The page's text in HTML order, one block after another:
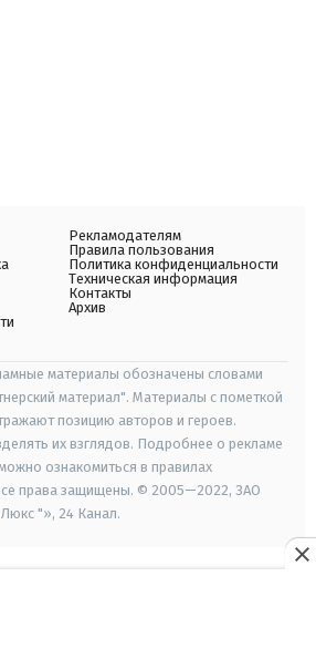
Рекламодателям
Правила пользования
Политика конфиденциальности
Техническая информация
Контакты
Архив
материалы обозначены словами
материал". Материалы с пометкой
позицию авторов и героев.
их взглядов. Подробнее о рекламе
ознакомиться в правилах
права защищены. © 2005—2022, ЗАО
"», 24 Канал.